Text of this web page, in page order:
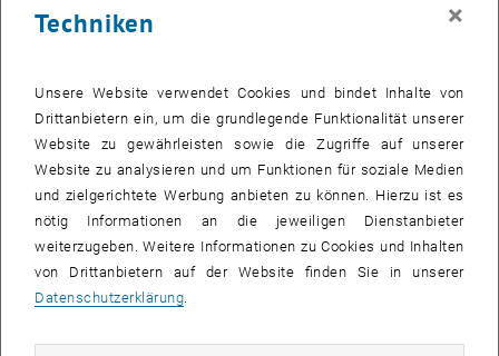
Gesundheitsversorgung spielen. Gleichzeitig steigt jedoch auch die
Herausforderung, diese Implantate auf lange Sicht funktionsfähig zu
erhalten. Insbesondere die begrenzte Verschleißbeständigkeit
herkömmlicher Implantatmaterialien führt häufig zu einem
frühzeitigen Versagen der Implantate, was aufwendige
Revisionseingriffe erforderlich macht. Wie können Materialien
entwickelt werden, die diesen Verschleiß minimieren und damit die
Lebensdauer der Implantate verlängern? Diese Frage stand im
Zentrum der Forschung von DI Christina Danecker, die nun mit dem
Techniken
×
Unsere Website verwendet Cookies und bindet Inhalte von
Drittanbietern ein, um die grundlegende Funktionalität unserer
Website zu gewährleisten sowie die Zugriffe auf unserer
Website zu analysieren und um Funktionen für soziale Medien
und zielgerichtete Werbung anbieten zu können. Hierzu ist es
nötig Informationen an die jeweiligen Dienstanbieter
weiterzugeben. Weitere Informationen zu Cookies und Inhalten
von Drittanbietern auf der Website finden Sie in unserer
Datenschutzerklärung.